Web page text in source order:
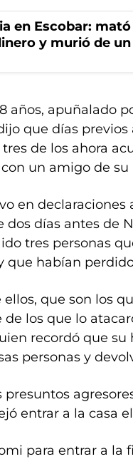
en Escobar:
y murió de
años, apuñalado
que días previos
de los ahora
un amigo de su
en declaraciones
días antes de
tres personas
que habían
que son los
los que lo
recordó que
personas y
entrar a la casa
para entrar a la